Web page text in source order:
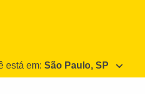
está em: São Paulo, SP